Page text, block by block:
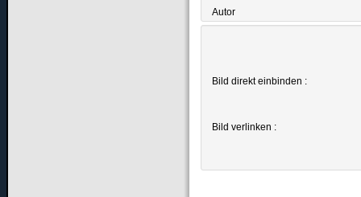
Autor
Bild direkt einbinden :
Bild verlinken :